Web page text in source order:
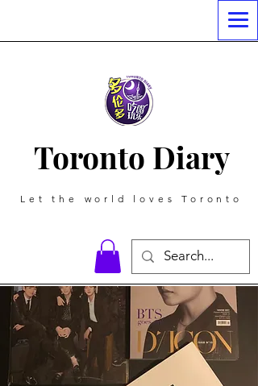
Toronto Diary
Let the world loves Toronto